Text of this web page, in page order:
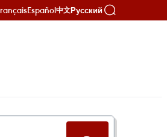
Español中文Русский